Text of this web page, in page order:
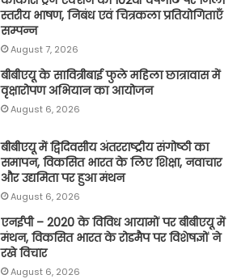
स्तरीय भाषण, निबंध एवं चित्रकला प्रतियोगिताएँ
सम्पन्न
August 7, 2026
बीबीएयू के सावित्रीबाई फुले महिला छात्रावास में
वृक्षारोपण अभियान का आयोजन
August 6, 2026
बीबीएयू में द्विदिवसीय अंतरराष्ट्रीय संगोष्ठी का
समापन, विकसित भारत के लिए शिक्षा, नवाचार
और उद्यमिता पर हुआ मंथन
August 6, 2026
एनईपी – 2020 के विविध आयामों पर बीबीएयू में
मंथन, विकसित भारत के रोडमैप पर विशेषज्ञों ने
रखे विचार
August 6, 2026